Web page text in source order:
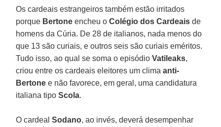
Os cardeais estrangeiros também estão irritados
porque Bertoneencheu oColégio dos Cardeaisde
homens da Cúria. De 28 de italianos, nada menos do
que 13 são curiais, e outros seis são curiais eméritos.
Tudo isso, ao qual se soma o episódioVatileaks,
criou entre os cardeais eleitores um climaanti-
Bertonee não favorece, em geral, uma candidatura
italiana tipoScola.
O cardealSodano, ao invés, deverá desempenhar